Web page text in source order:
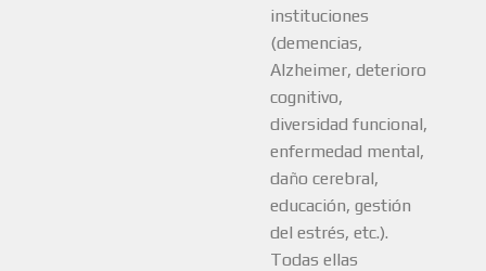
instituciones
(demencias,
Alzheimer, deterioro
cognitivo,
diversidad funcional,
enfermedad mental,
daño cerebral,
educación, gestión
del estrés, etc.).
Todas ellas